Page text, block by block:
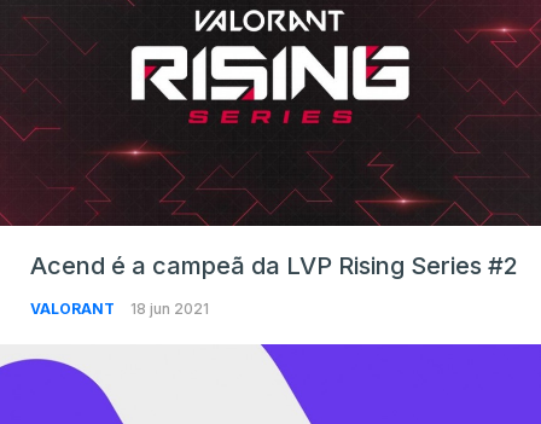
Acend é a campeã da LVP Rising Series #2
VALORANT 18 jun 2021